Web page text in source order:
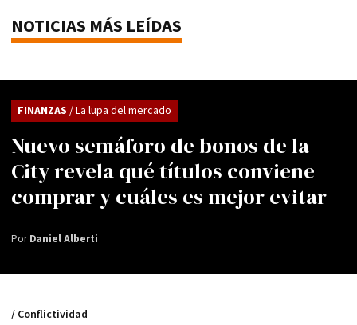
NOTICIAS MÁS LEÍDAS
Nuevo semáforo de bonos de la
City revela qué títulos conviene
comprar y cuáles es mejor evitar
FINANZAS / La lupa del mercado
PorDaniel Alberti
/ Conflictividad